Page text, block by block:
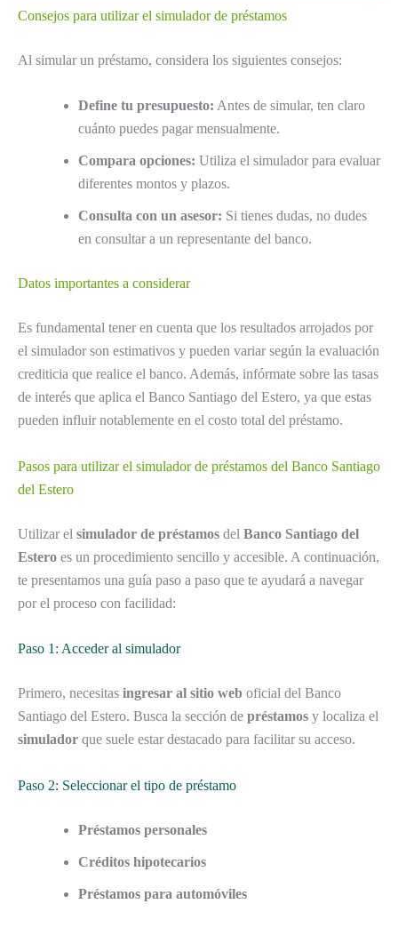
Consejos para utilizar el simulador de préstamos
Al simular un préstamo, considera los siguientes consejos:
Define tu presupuesto: Antes de simular, ten claro
cuánto puedes pagar mensualmente.
Compara opciones: Utiliza el simulador para evaluar
diferentes montos y plazos.
Consulta con un asesor: Si tienes dudas, no dudes
en consultar a un representante del banco.
Datos importantes a considerar
Es fundamental tener en cuenta que los resultados arrojados por
el simulador son estimativos y pueden variar según la evaluación
crediticia que realice el banco. Además, infórmate sobre las tasas
de interés que aplica el Banco Santiago del Estero, ya que estas
pueden influir notablemente en el costo total del préstamo.
Pasos para utilizar el simulador de préstamos del Banco Santiago
del Estero
Utilizar el simulador de préstamos del Banco Santiago del
Estero es un procedimiento sencillo y accesible. A continuación,
te presentamos una guía paso a paso que te ayudará a navegar
por el proceso con facilidad:
Paso 1: Acceder al simulador
Primero, necesitas ingresar al sitio web oficial del Banco
Santiago del Estero. Busca la sección de préstamos y localiza el
simulador que suele estar destacado para facilitar su acceso.
Paso 2: Seleccionar el tipo de préstamo
Préstamos personales
Créditos hipotecarios
Préstamos para automóviles